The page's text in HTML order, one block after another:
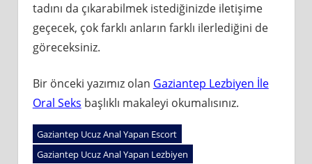
tadını da çıkarabilmek istediğinizde iletişime
geçecek, çok farklı anların farklı ilerlediğini de
göreceksiniz.
Bir önceki yazımız olan Gaziantep Lezbiyen İle
Oral Seks başlıklı makaleyi okumalısınız.
Gaziantep Ucuz Anal Yapan Escort
Gaziantep Ucuz Anal Yapan Lezbiyen